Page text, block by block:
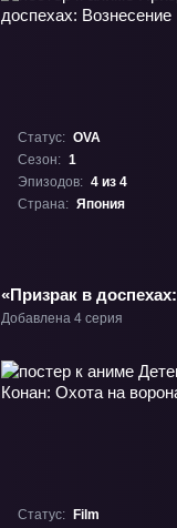
Статус: OVA
Сезон: 1
Эпизодов: 4 из 4
Страна: Япония
«Призрак в доспехах:
Вознесение» ОВА-1
Добавлена 4 серия
Статус: Film